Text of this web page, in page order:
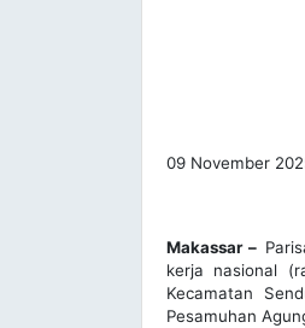
09 November
Makassar –
kerja nasional
Kecamatan
Pesamuhan